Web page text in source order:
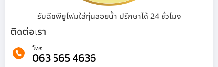
รับฉีดพียูโฟมใส่ทุ่นลอยน้ำ ปรึกษาได้ 24 ชั่วโมง
ติดต่อเรา
โทร
063 565 4636